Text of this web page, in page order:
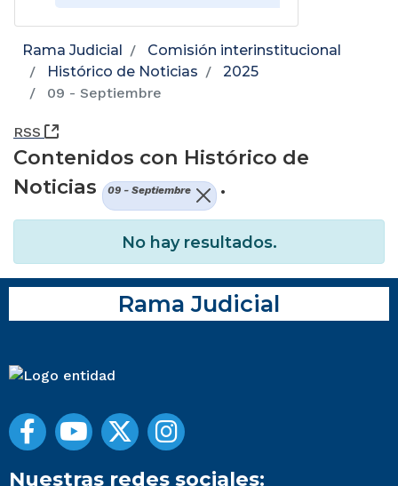
Rama Judicial
Comisión interinstitucional
Histórico de Noticias
2025
09 - Septiembre
RSS (Abre una nueva ventana)
Contenidos con Histórico de
Noticias
09 - Septiembre .
No hay resultados.
Rama Judicial
Nuestras redes sociales: